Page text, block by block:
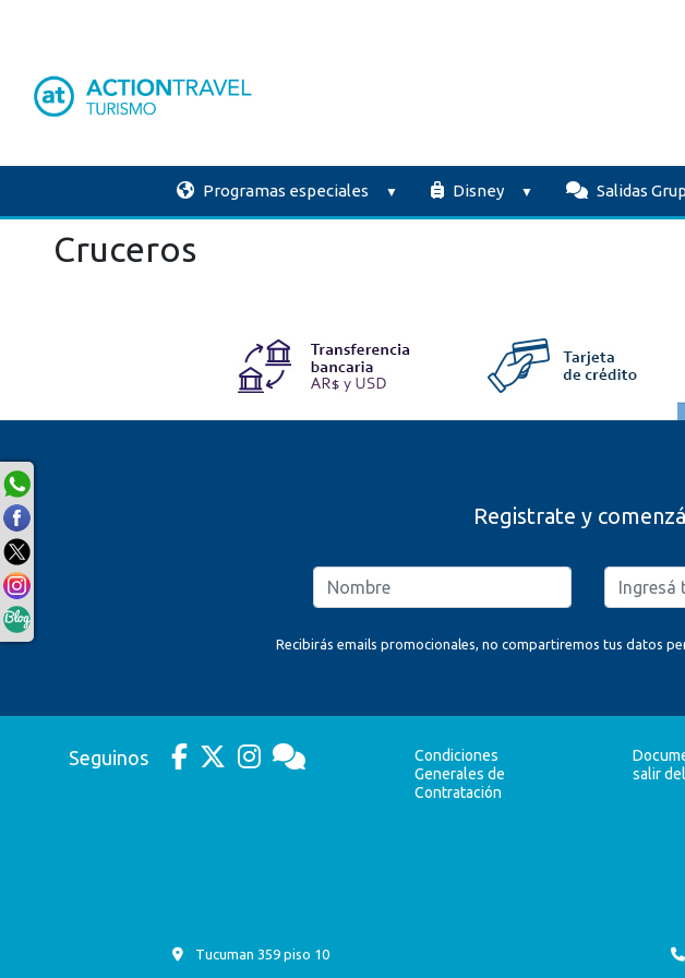
Programas especiales Disney Salidas
Cruceros
Registrate y
Recibirás emails promocionales, no compartiremos tus datos
Seguinos
Condiciones
Generales de
Contratación
salir
Tucuman 359 piso 10